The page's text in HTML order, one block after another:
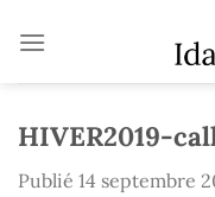
HIVER2019-
Publié 14 septembre